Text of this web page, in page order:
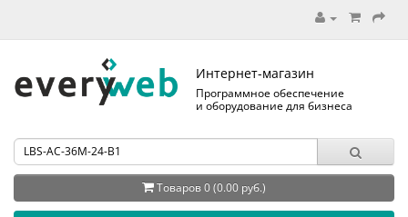
Интернет-магазин
Программное обеспечение
и оборудование для бизнеса
Товаров 0 (0.00 руб.)